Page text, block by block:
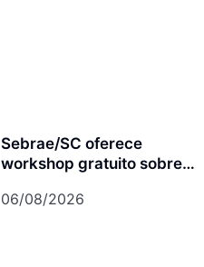
Sebrae/SC oferece
workshop gratuito sobre
06/08/2026